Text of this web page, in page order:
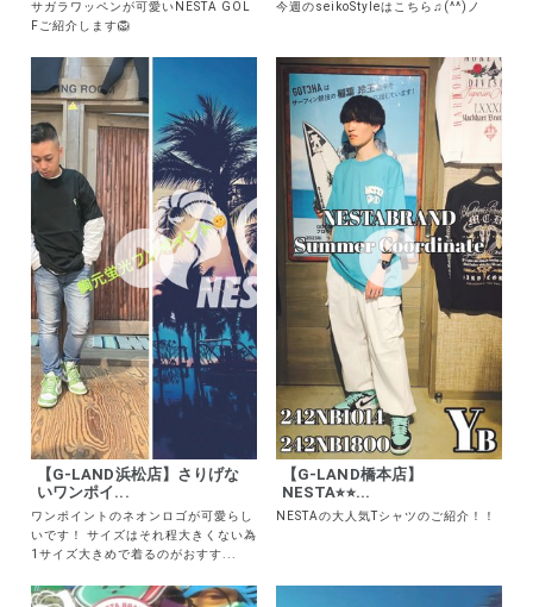
サガラワッペンが可愛いNESTA GOL
Fご紹介します🦁
今週のseikoStyleはこちら♫(^^)ノ
【G-LAND浜松店】さりげな
いワンポイ...
ワンポイントのネオンロゴが可愛らし
いです！ サイズはそれ程大きくない為
1サイズ大きめで着るのがおすす...
【G-LAND橋本店】
NESTA⭐︎⭐︎...
NESTAの大人気Tシャツのご紹介！！